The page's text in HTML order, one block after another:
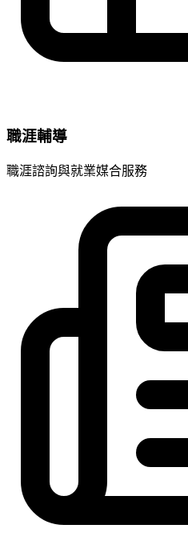
職涯輔導
職涯諮詢與就業媒合服務